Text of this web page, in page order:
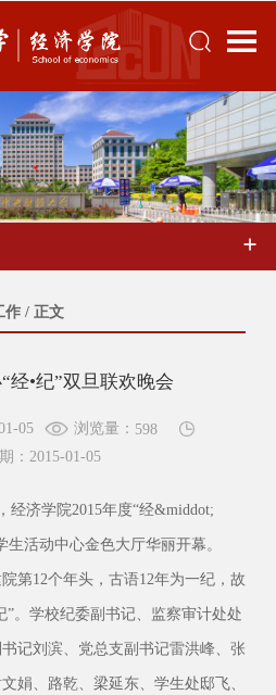
作 / 正文
经•纪”双旦联欢晚会
05 浏览量： 598
：2015-01-05
经济学院2015年度“经&middot;
活动中心金色大厅华丽开幕。
第12个年头，古语12年为一纪，故
”。学校纪委副书记、监察审计处处
记刘滨、党总支副书记雷洪峰、张
娟、路乾、梁延东、学生处邸飞、